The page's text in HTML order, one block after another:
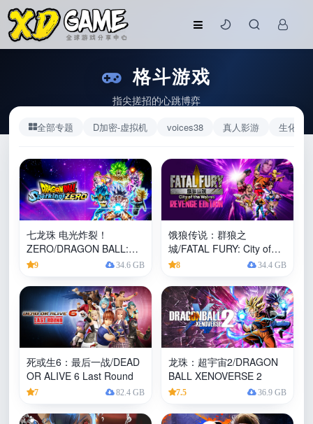
格斗游戏
指尖搓招的心跳博弈
全部专题 D加密-虚拟机 voices38 真人影游 生化系
七龙珠 电光炸裂！
ZERO/DRAGON BALL:
Sparking! ZERO
9 34.6 GB
饿狼传说：群狼之
城/FATAL FURY: City of
the Wolves
8 34.4 GB
死或生6：最后一战/DEAD
OR ALIVE 6 Last Round
7 82.4 GB
龙珠：超宇宙2/DRAGON
BALL XENOVERSE 2
7.5 36.9 GB